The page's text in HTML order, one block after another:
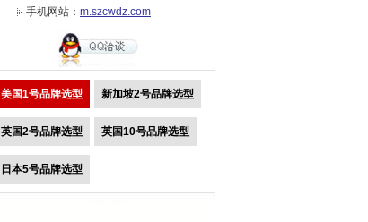
手机网站： m.szcwdz.com
美国1号品牌选型 新加坡2号品牌选型
英国2号品牌选型 英国10号品牌选型
日本5号品牌选型